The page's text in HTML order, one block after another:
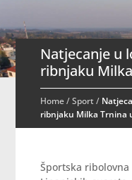
Natjecanje u
ribnjaku
Home/Sport/
ribnjaku Milka Trnina
Športska